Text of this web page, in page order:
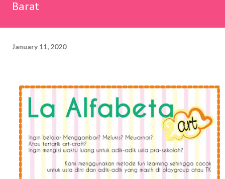
Barat
January 11, 2020